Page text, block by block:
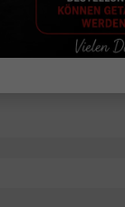
km/h) mit
mit
Logo am